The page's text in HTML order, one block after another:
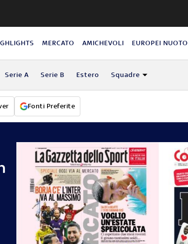
MERCATO AMICHEVOLI EUROPEI NUOTO
Serie A Serie B Estero Squadre
Fonti Preferite